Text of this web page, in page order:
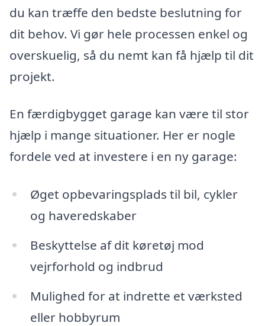
du kan træffe den bedste beslutning for
dit behov. Vi gør hele processen enkel og
overskuelig, så du nemt kan få hjælp til dit
projekt.
En færdigbygget garage kan være til stor
hjælp i mange situationer. Her er nogle
fordele ved at investere i en ny garage:
Øget opbevaringsplads til bil, cykler
og haveredskaber
Beskyttelse af dit køretøj mod
vejrforhold og indbrud
Mulighed for at indrette et værksted
eller hobbyrum